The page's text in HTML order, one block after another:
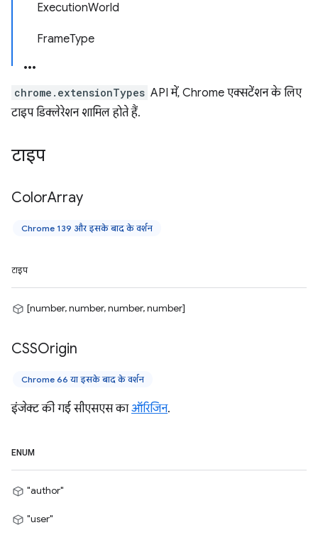
ExecutionWorld
FrameType
chrome.extensionTypes API में, Chrome एक्सटेंशन के लिए
टाइप डिक्लेरेशन शामिल होते हैं.
टाइप
ColorArray
Chrome 139 और इसके बाद के वर्शन
टाइप
[number, number, number, number]
CSSOrigin
Chrome 66 या इसके बाद के वर्शन
इंजेक्ट की गई सीएसएस काऑरिजिन.
ENUM
"author"
"user"